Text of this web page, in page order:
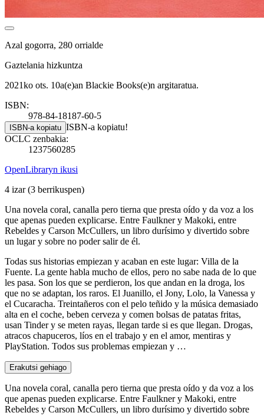
Azal gogorra, 280 orrialde
Gaztelania hizkuntza
2021ko ots. 10a(e)an Blackie Books(e)n argitaratua.
ISBN:
978-84-18187-60-5
ISBN-a kopiatu ISBN-a kopiatu!
OCLC zenbakia:
1237560285
OpenLibraryn ikusi
4 izar(3 berrikuspen)
Una novela coral, canalla pero tierna que presta oído y da voz a los
que apenas pueden explicarse. Entre Faulkner y Makoki, entre
Rebeldes y Carson McCullers, un libro durísimo y divertido sobre
un lugar y sobre no poder salir de él.
Todas sus historias empiezan y acaban en este lugar: Villa de la
Fuente. La gente habla mucho de ellos, pero no sabe nada de lo que
les pasa. Son los que se perdieron, los que andan en la droga, los
que no se adaptan, los raros. El Juanillo, el Jony, Lolo, la Vanessa y
el Cucaracha. Treintañeros con el pelo teñido y la música demasiado
alta en el coche, beben cerveza y comen bolsas de patatas fritas,
usan Tinder y se meten rayas, llegan tarde si es que llegan. Drogas,
atracos chapuceros, líos en el trabajo y en el amor, mentiras y
PlayStation. Todos sus problemas empiezan y …
Erakutsi gehiago
Una novela coral, canalla pero tierna que presta oído y da voz a los
que apenas pueden explicarse. Entre Faulkner y Makoki, entre
Rebeldes y Carson McCullers, un libro durísimo y divertido sobre